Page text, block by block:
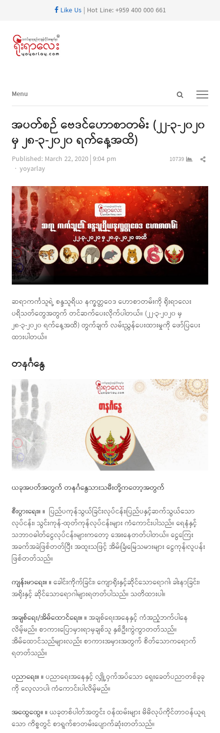
Like Us| Hot Line: +959 400 000 661
Open
Menu
Menu
အပတ်စဉ် ဗေဒင်ဟောစာတမ်း (၂၂-၃-၂၀၂၀
မှ ၂၈-၃-၂၀၂၀ ရက်နေ့အထိ)
Published: March 22, 2020 9:04 pm
Author
yoyarlay
10739
ဆရာကင်္ကသူရဲ့ စန္ဒသူရိယ နက္ခတ္တဝေဒ ဟောစာတမ်းကို ရိုးရာလေး
ပရိသတ်တွေအတွက် တင်ဆက်ပေးလိုက်ပါတယ်။ (၂၂-၃-၂၀၂၀ မှ
၂၈-၃-၂၀၂၀ ရက်နေ့အထိ) တွက်ချက် လမ်းညွှန်ပေးထားမှုကို ဖော်ပြပေး
ထားပါတယ်။
တနင်္ဂနွေ
ယခုအပတ်အတွက် တနင်္ဂနွေသားသမီးတို့ကတော့အတွက်
စီးပွားရေး။ ။ ပြည်ပကုန်သွယ်ခြင်းလုပ်ငန်း၊ပြည်ပနှင့်ဆက်သွယ်သော
လုပ်ငန်း၊ သွင်းကုန်-ထုတ်ကုန်လုပ်ငန်းများ ကံကောင်းပါသည်။ ရေနံနှင့်
သဘာဝဓါတ်ငွေလုပ်ငန်းများကတော့ အေးနေတတ်ပါတယ်။ ငွေကြေး
အခက်အခဲဖြစ်တတ်ပြီး အထူးသဖြင့် အိမ်၊ခြံ၊မြေသမားများ ငွေကုန်၊လူပန်း
ဖြစ်တတ်သည်။
ကျန်းမာရေး။ ။ ခေါင်းကိုက်ခြင်း၊ ကျောရိုးနှင့်ဆိုင်သောရောဂါ၊ ခါးနာခြင်း၊
အရိုးနှင့် ဆိုင်သောရောဂါများရတတ်ပါသည်။ သတိထားပါ။
အချစ်ရေး/အိမ်ထောင်ရေး။ ။ အချစ်ရေးအနေနှင့် ကံအညံ့ဘက်ပါနေ
လိမ့်မည်။ စာကားပြောမှားရာမှချစ်သူ နှစ်ဦးကွဲကွာတတ်သည်။
အိမ်ထောင်သည်များလည်း စာကားအမှားအတွက် စိတ်သောကရောက်
ရတတ်သည်။
ပညာရေး။ ။ ပညာရေးအနေနှင့် လျှို့ဝှက်အပ်သော ရှေးခေတ်ပညာတစ်ခုခု
ကို လေ့လာပါ၊ ကံကောင်းပါလိမ့်မည်။
အထွေထွေ။ ။ ယခုတစ်ပါတ်အတွင်း ဝန်ထမ်းများ မိမိလုပ်ကိုင်တာဝန်ယူရ
သော ကိစ္စတွင် စာရွက်စာတမ်းပျောက်ဆုံးတတ်သည်။